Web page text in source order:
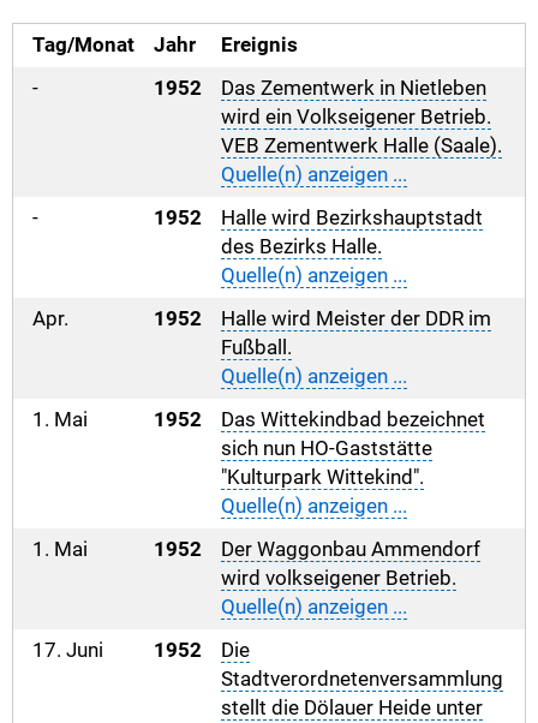
Tag/Monat Jahr
Ereignis
-
1952
Das Zementwerk in Nietleben
wird ein Volkseigener Betrieb.
VEB Zementwerk Halle (Saale).
Quelle(n) anzeigen ...
-
1952
Halle wird Bezirkshauptstadt
des Bezirks Halle.
Quelle(n) anzeigen ...
Apr.
1952
Halle wird Meister der DDR im
Fußball.
Quelle(n) anzeigen ...
1. Mai
1952
Das Wittekindbad bezeichnet
sich nun HO-Gaststätte
"Kulturpark Wittekind".
Quelle(n) anzeigen ...
1. Mai
1952
Der Waggonbau Ammendorf
wird volkseigener Betrieb.
Quelle(n) anzeigen ...
17. Juni
1952
Die
Stadtverordnetenversammlung
stellt die Dölauer Heide unter